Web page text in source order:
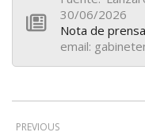
30/06/2026
Nota de
email:
PREVIOUS